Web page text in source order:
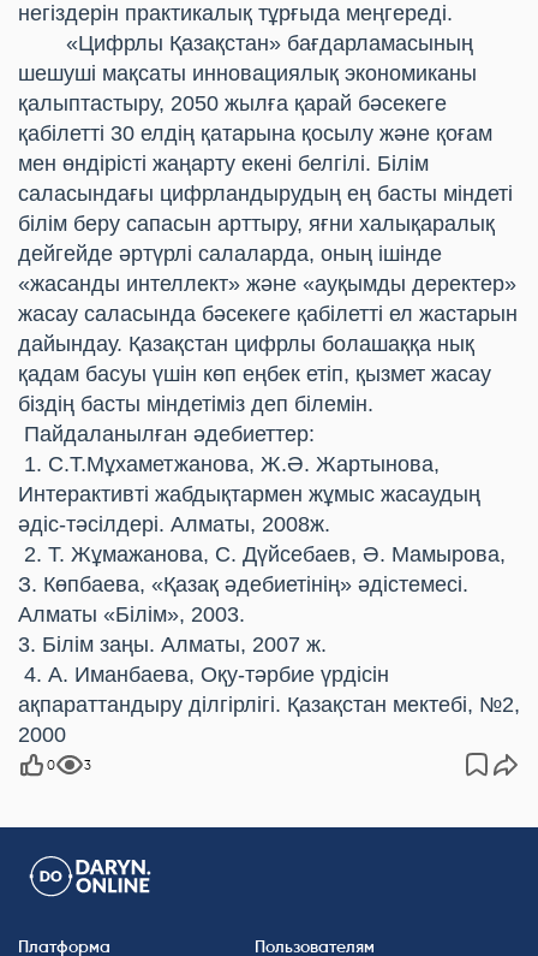
негіздерін практикалық тұрғыда меңгереді.
«Цифрлы Қазақстан» бағдарламасының
шешуші мақсаты инновациялық экономиканы
қалыптастыру, 2050 жылға қарай бәсекеге
қабілетті 30 елдің қатарына қосылу және қоғам
мен өндірісті жаңарту екені белгілі. Білім
саласындағы цифрландырудың ең басты міндеті
білім беру сапасын арттыру, яғни халықаралық
дейгейде әртүрлі салаларда, оның ішінде
«жасанды интеллект» және «ауқымды деректер»
жасау саласында бәсекеге қабілетті ел жастарын
дайындау. Қазақстан цифрлы болашаққа нық
қадам басуы үшін көп еңбек етіп, қызмет жасау
біздің басты міндетіміз деп білемін.
Пайдаланылған әдебиеттер:
1. С.Т.Мұхаметжанова, Ж.Ә. Жартынова,
Интерактивті жабдықтармен жұмыс жасаудың
әдіс-тәсілдері. Алматы, 2008ж.
2. Т. Жұмажанова, С. Дүйсебаев, Ә. Мамырова,
З. Көпбаева, «Қазақ әдебиетінің» әдістемесі.
Алматы «Білім», 2003.
3. Білім заңы. Алматы, 2007 ж.
4. А. Иманбаева, Оқу-тәрбие үрдісін
ақпараттандыру ділгірлігі. Қазақстан мектебі, №2,
2000
0 3
Платформа Пользователям